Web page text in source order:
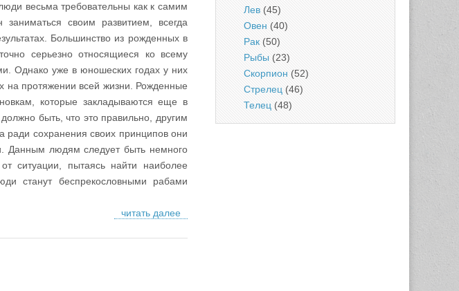
весьма требовательны как к самим
своим развитием, всегда
Большинство из рожденных в
серьезно относящиеся ко всему
Однако уже в юношеских годах у них
на протяжении всей жизни. Рожденные
которые закладываются еще в
быть, что это правильно, другим
ради сохранения своих принципов они
Данным людям следует быть немного
ситуации, пытаясь найти наиболее
станут беспрекословными рабами
читать далее
Лев (45)
Овен (40)
Рак (50)
Рыбы (23)
Скорпион (52)
Стрелец (46)
Телец (48)